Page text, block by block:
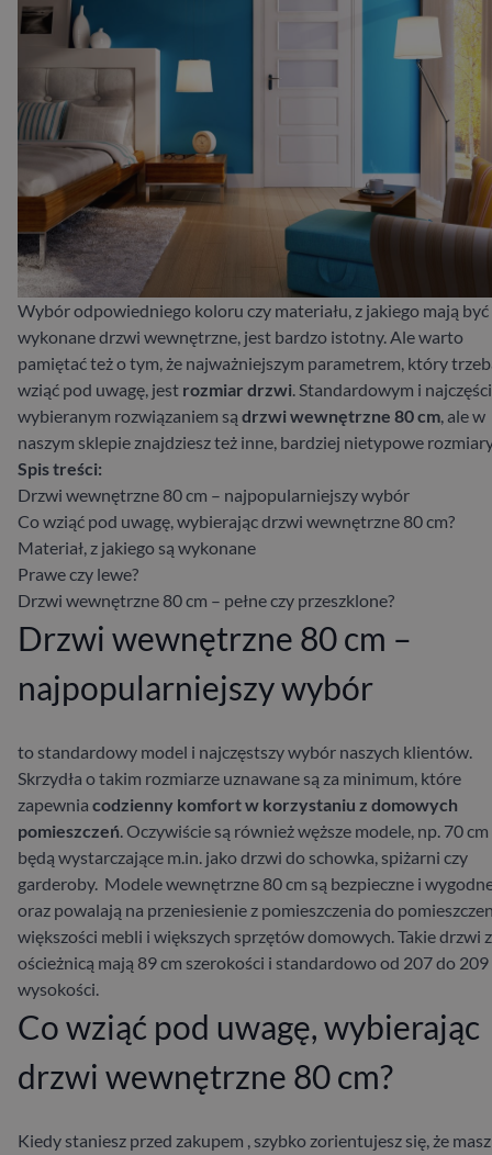
Wybór odpowiedniego koloru czy materiału, z jakiego mają być
wykonane drzwi wewnętrzne, jest bardzo istotny. Ale warto
pamiętać też o tym, że najważniejszym parametrem, który
wziąć pod uwagę, jest rozmiar drzwi. Standardowym i
wybieranym rozwiązaniem są drzwi wewnętrzne 80 cm, ale w
naszym sklepie znajdziesz też inne, bardziej nietypowe
Spis treści:
Drzwi wewnętrzne 80 cm – najpopularniejszy wybór
Co wziąć pod uwagę, wybierając drzwi wewnętrzne 80 cm?
Materiał, z jakiego są wykonane
Prawe czy lewe?
Drzwi wewnętrzne 80 cm – pełne czy przeszklone?
Drzwi wewnętrzne 80 cm –
najpopularniejszy wybór
to standardowy model i najczęstszy wybór naszych klientów.
Skrzydła o takim rozmiarze uznawane są za minimum, które
zapewnia codzienny komfort w korzystaniu z domowych
pomieszczeń. Oczywiście są również węższe modele, np. 70
będą wystarczające m.in. jako drzwi do schowka, spiżarni czy
garderoby. Modele wewnętrzne 80 cm są bezpieczne i
oraz powalają na przeniesienie z pomieszczenia do
większości mebli i większych sprzętów domowych. Takie drzwi z
ościeżnicą mają 89 cm szerokości i standardowo od 207 do 209
wysokości.
Co wziąć pod uwagę, wybierając
drzwi wewnętrzne 80 cm?
Kiedy staniesz przed zakupem , szybko zorientujesz się, że masz